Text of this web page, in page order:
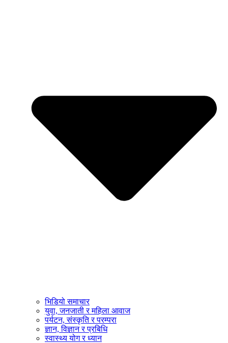
भिडियो समाचार
युवा, जनजाती र महिला आवाज
पर्यटन, संस्कृति र परम्परा
ज्ञान, विज्ञान र प्रबिधि
स्वास्थ्य योग र ध्यान